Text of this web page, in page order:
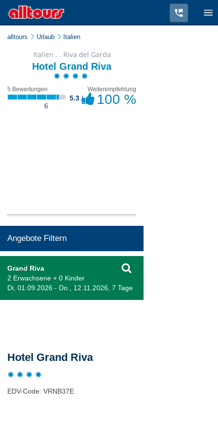
alltours Urlaub Italien
Italien . . Riva del Garda
Hotel Grand Riva
5 Bewertungen
5.3 /
6
Weiterempfehlung
100 %
Angebote Filtern
Grand Riva
2 Erwachsene + 0 Kinder
Di, 01.09.2026 - Do., 12.11.2026, 7 Tage
Hotel Grand Riva
EDV-Code: VRNB37E